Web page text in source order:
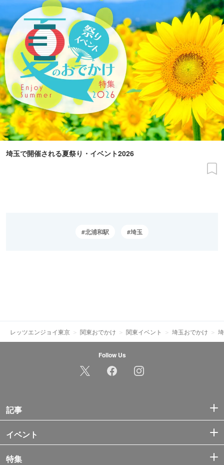
埼玉で開催される夏祭り・イベント2026
北浦和駅 埼玉
レッツエンジョイ東京 関東おでかけ 関東イベント 埼玉おでかけ
Follow Us
記事
イベント
特集